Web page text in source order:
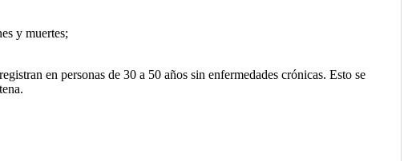
y muertes;
en personas de 30 a 50 años sin enfermedades crónicas. Esto se